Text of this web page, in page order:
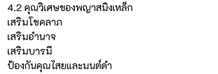
4.2 คุณวิเศษของพญาสมิงเหล็ก
เสริมโชคลาภ
เสริมอำนาจ
เสริมบารมี
ป้องกันคุณไสยและมนต์ดำ